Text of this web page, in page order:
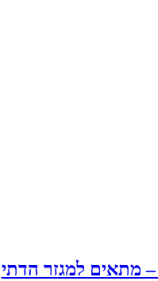
– מתאים למגזר הדתי